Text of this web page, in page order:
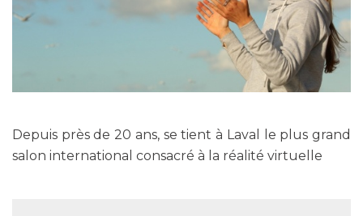
Depuis près de 20 ans, se tient à Laval le plus grand
salon international consacré à la réalité virtuelle